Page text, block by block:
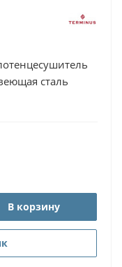
сталь
В корзину